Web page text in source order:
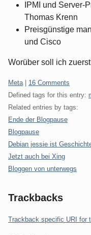
IPMI und Server-
Thomas Krenn
Preisgünstige
und Cisco
Worüber soll ich
Categories:
Meta
16 Comments
Defined tags for this entry:
Related entries by tags:
Ende der Blogpause
Blogpause
Debian jessie ist
Jetzt auch bei Xing
Bloggen von unterwegs
Trackbacks
Trackback specific URI for